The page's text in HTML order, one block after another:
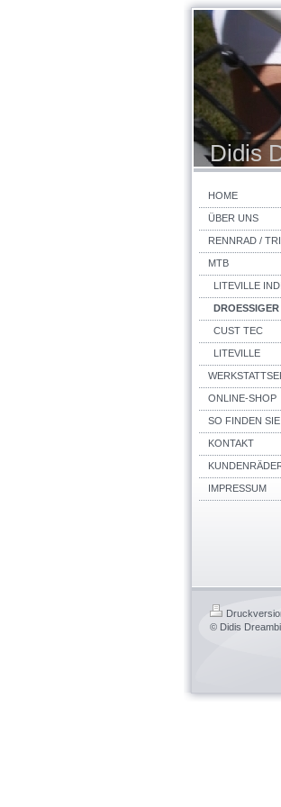
Didis
HOME
ÜBER UNS
RENNRAD /
MTB
LITEVILLE
DROESSIGER
CUST TEC
LITEVILLE
ONLINE-SHOP
SO FINDEN
KONTAKT
IMPRESSUM
© Didis